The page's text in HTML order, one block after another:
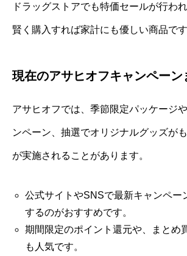
ドラッグストアでも特価セールが行わ
賢く購入すれば家計にも優しい商品です
現在のアサヒオフキャンペーン
アサヒオフでは、季節限定パッケージ
ンペーン、抽選でオリジナルグッズが
が実施されることがあります。
公式サイトやSNSで最新キャンペー
するのがおすすめです。
期間限定のポイント還元や、まとめ
も人気です。